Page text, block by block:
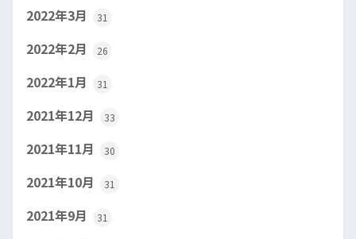
2022年3月 31
2022年2月 26
2022年1月 31
2021年12月 33
2021年11月 30
2021年10月 31
2021年9月 31